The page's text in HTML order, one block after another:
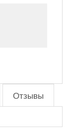
Отзывы